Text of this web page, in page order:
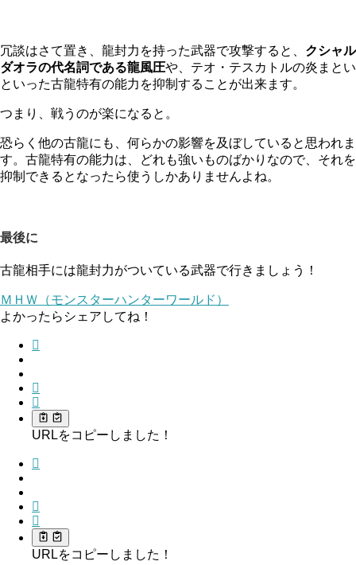
冗談はさて置き、龍封力を持った武器で攻撃すると、 クシャル
ダオラの代名詞である龍風圧や、テオ・テスカトルの炎まとい
といった古龍特有の能力を抑制することが出来ます。
つまり、戦うのが楽になると。
恐らく他の古龍にも、何らかの影響を及ぼしていると思われま
す。古龍特有の能力は、どれも強いものばかりなので、それを
抑制できるとなったら使うしかありませんよね。
最後に
古龍相手には龍封力がついている武器で行きましょう！
ＭＨＷ（モンスターハンターワールド）
よかったらシェアしてね！
URLをコピーしました！
URLをコピーしました！